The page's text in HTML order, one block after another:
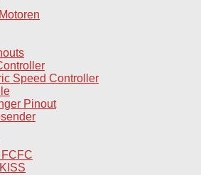
Speed Controller
Pinout